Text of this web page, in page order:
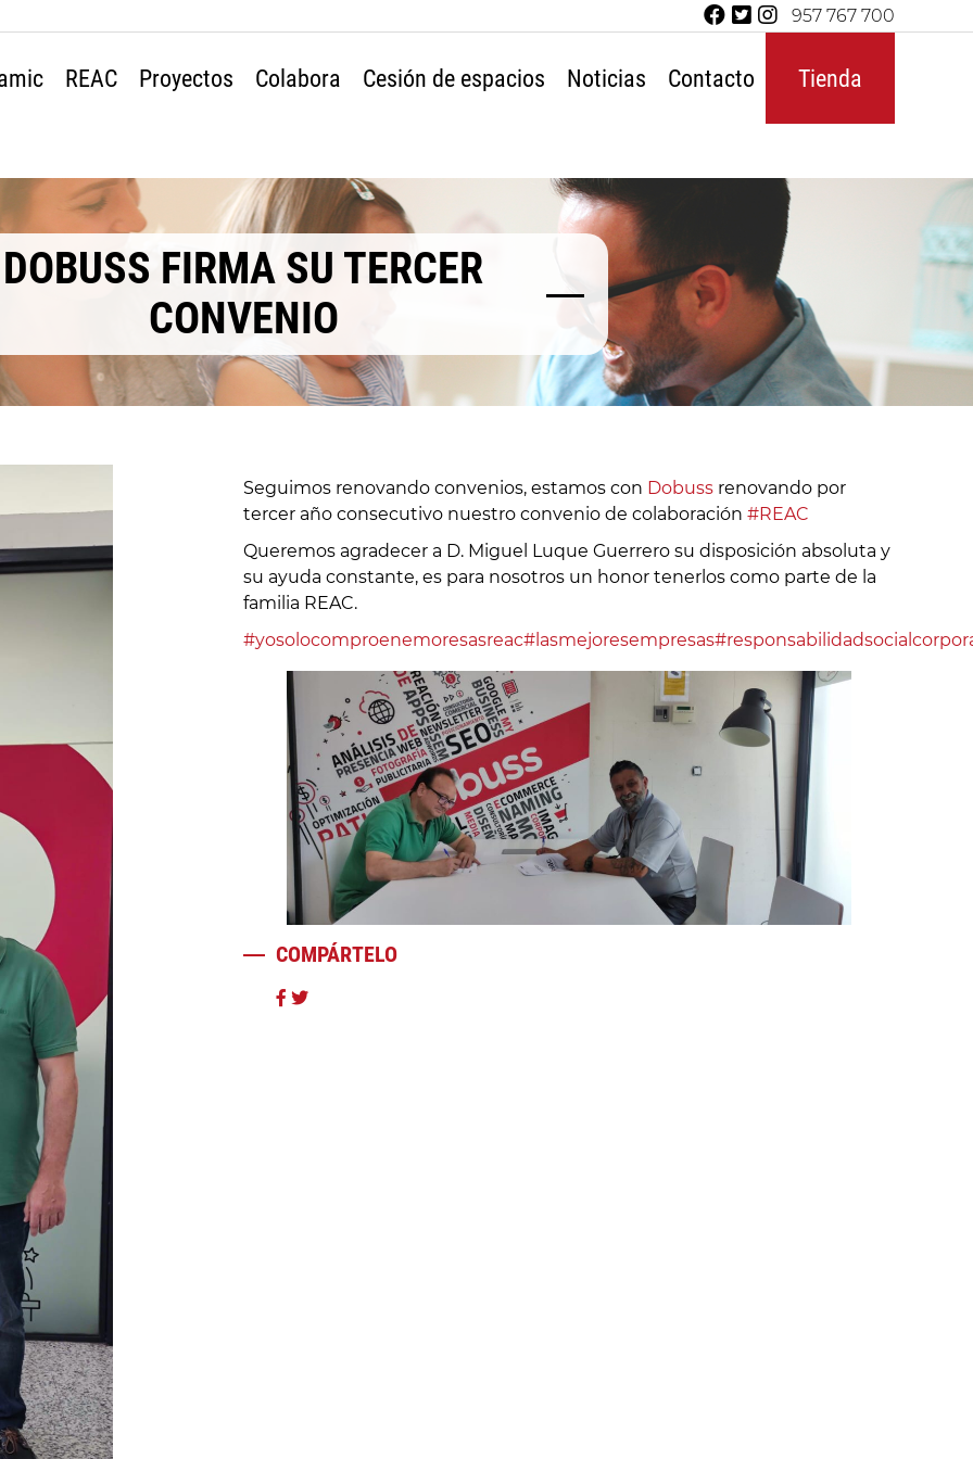
957 767 700
REAC Proyectos Colabora Cesión de espacios Noticias Contacto Tienda
DOBUSS FIRMA SU TERCER
CONVENIO
Seguimos renovando convenios, estamos con Dobuss renovando por
tercer año consecutivo nuestro convenio de colaboración #REAC
Queremos agradecer a D. Miguel Luque Guerrero su disposición absoluta y
su ayuda constante, es para nosotros un honor tenerlos como parte de la
familia REAC.
#yosolocomproenemoresasreac#lasmejoresempresas
COMPÁRTELO